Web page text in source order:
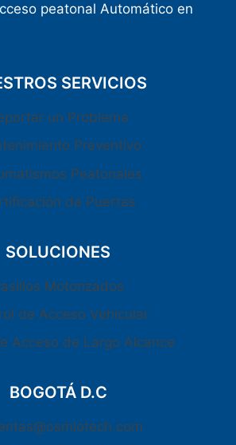
peatonal Automático en
SERVICIOS
un Problema
Preventivo
Peatonales
de Puertas
SOLUCIONES
Motorizados
de Acceso Vehicular
Acceso de Largo Alcance
BOGOTÁ D.C